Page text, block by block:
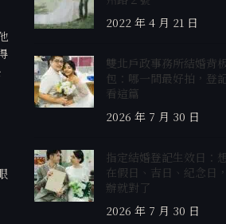
2022 年 4 月 21 日
雙北戶政事務所結婚背
包：哪一間最好拍，登
看這篇
2026 年 7 月 30 日
指定結婚登記生效日：
在假日、吉日、紀念日
辦就對了
2026 年 7 月 30 日